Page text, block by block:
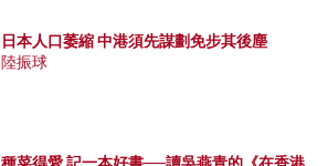
日本人口萎縮 中港須先謀劃免步其後塵
陸振球